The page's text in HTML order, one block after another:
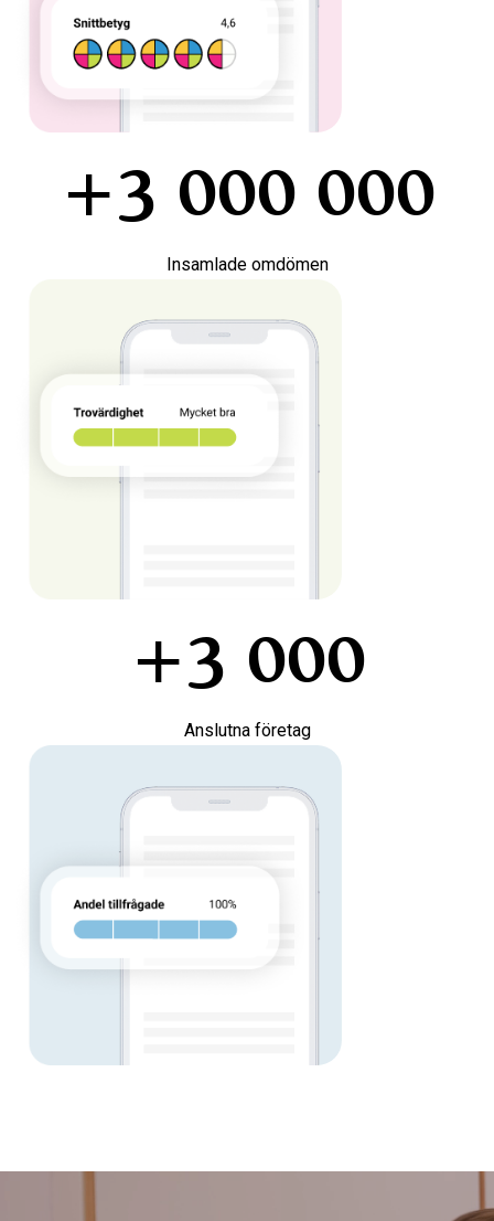
+3 000 000
Insamlade omdömen
+3 000
Anslutna företag